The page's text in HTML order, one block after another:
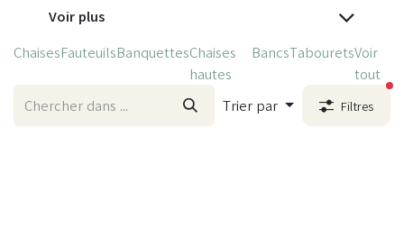
Voir plus
ChaisesFauteuilsBanquettesChaises
hautes
BancsTabouretsVoir
tout
Trier par
Filtres